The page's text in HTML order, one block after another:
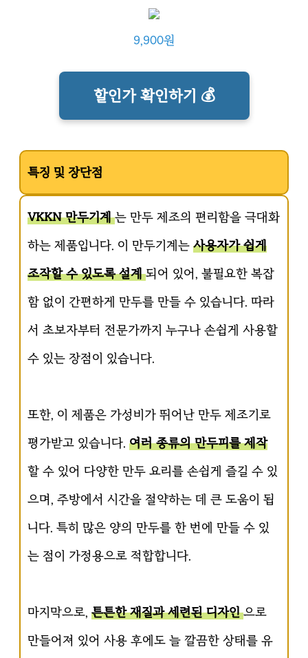
9,900원
할인가 확인하기 💰
특징 및 장단점
VKKN 만두기계는 만두 제조의 편리함을 극대화
하는 제품입니다. 이 만두기계는 사용자가 쉽게
조작할 수 있도록 설계되어 있어, 불필요한 복잡
함 없이 간편하게 만두를 만들 수 있습니다. 따라
서 초보자부터 전문가까지 누구나 손쉽게 사용할
수 있는 장점이 있습니다.
또한, 이 제품은 가성비가 뛰어난 만두 제조기로
평가받고 있습니다. 여러 종류의 만두피를 제작
할 수 있어 다양한 만두 요리를 손쉽게 즐길 수 있
으며, 주방에서 시간을 절약하는 데 큰 도움이 됩
니다. 특히 많은 양의 만두를 한 번에 만들 수 있
는 점이 가정용으로 적합합니다.
마지막으로, 튼튼한 재질과 세련된 디자인으로
만들어져 있어 사용 후에도 늘 깔끔한 상태를 유